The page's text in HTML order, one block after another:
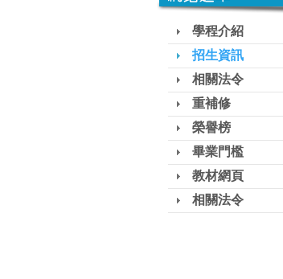
學程介紹
招生資訊
相關法令
重補修
榮譽榜
畢業門檻
教材網頁
相關法令